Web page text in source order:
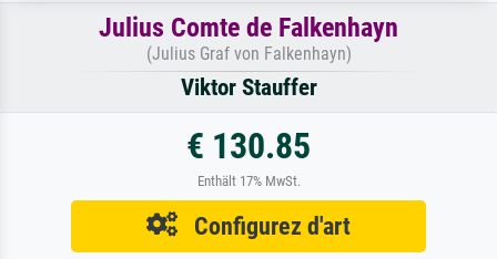
Julius Comte de Falkenhayn
(Julius Graf von Falkenhayn)
Viktor Stauffer
€ 130.85
Enthält 17% MwSt.
Configurez d'art